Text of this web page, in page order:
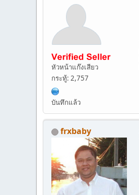
หัวหน้าแก๊งเสียว
กระทู้: 2,757
บันทึกแล้ว
frxbaby